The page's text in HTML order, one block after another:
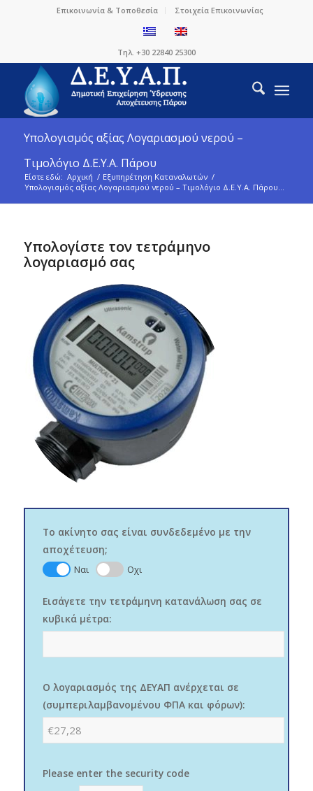
Επικοινωνία & Τοποθεσία Στοιχεία Επικοινωνίας
Τηλ. +30 22840 25300
Υπολογισμός αξίας Λογαριασμού νερού –
Τιμολόγιο Δ.Ε.Υ.Α. Πάρου
Είστε εδώ: Αρχική / Εξυπηρέτηση Καταναλωτών /
Υπολογισμός αξίας Λογαριασμού νερού – Τιμολόγιο Δ.Ε.Υ.Α. Πάρου...
Υπολογίστε τον τετράμηνο
λογαριασμό σας
Το ακίνητο σας είναι συνδεδεμένο με την
αποχέτευση;
Ναι Οχι
Εισάγετε την τετράμηνη κατανάλωση σας σε
κυβικά μέτρα:
Ο λογαριασμός της ΔΕΥΑΠ ανέρχεται σε
(συμπεριλαμβανομένου ΦΠΑ και φόρων):
Please enter the security code